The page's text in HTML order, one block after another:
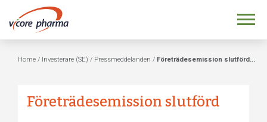
Home / Investerare (SE) / Pressmeddelanden / Företrädesemission slutförd...
Företrädesemission slutförd